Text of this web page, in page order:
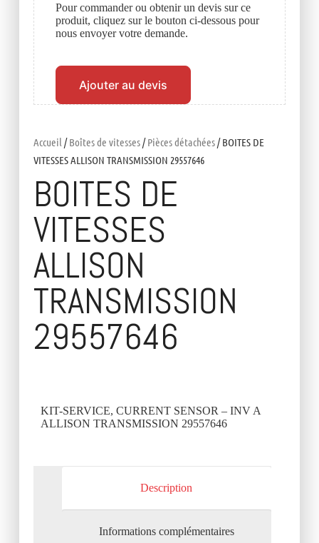
Accueil /Boîtes de vitesses/Pièces détachées/ BOITES DE
VITESSES ALLISON TRANSMISSION 29557646
BOITES DE
VITESSES
ALLISON
TRANSMISSION
29557646
KIT-SERVICE, CURRENT SENSOR – INV A
ALLISON TRANSMISSION 29557646
Description
Informations complémentaires
Pour commander ou obtenir un devis sur ce
produit, cliquez sur le bouton ci-dessous pour
nous envoyer votre demande.
Ajouter au devis